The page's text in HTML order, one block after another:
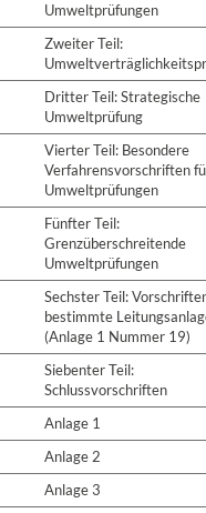
Umweltprüfungen
Zweiter Teil:
Dritter Teil: Strategische
Umweltprüfung
Vierter Teil: Besondere
Verfahrensvorschriften
Umweltprüfungen
Fünfter Teil:
Grenzüberschreitende
Umweltprüfungen
Sechster Teil:
bestimmte
(Anlage 1 Nummer 19)
Siebenter Teil:
Schlussvorschriften
Anlage 1
Anlage 2
Anlage 3